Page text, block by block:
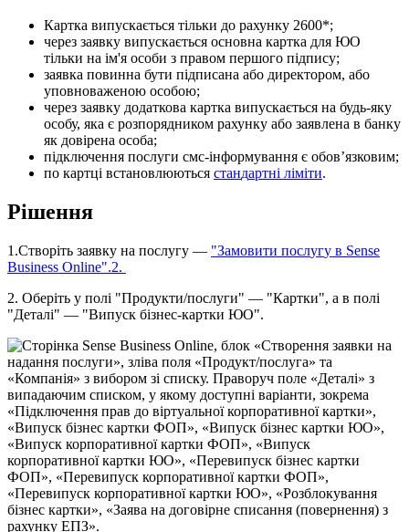
Картка випускається тільки до рахунку 2600*;
через заявку випускається основна картка для ЮО
тільки на ім'я особи з правом першого підпису;
заявка повинна бути підписана або директором, або
уповноваженою особою;
через заявку додаткова картка випускається на будь-яку
особу, яка є розпорядником рахунку або заявлена в банку
як довірена особа;
підключення послуги смс-інформування є обов’язковим;
по картці встановлюються стандартні ліміти.
Рішення
1 .Створіть заявку на послугу — "Замовити послугу в Sense
Business Online".2.
2. Оберіть у полі "Продукти/послуги" — "Картки", а в полі
"Деталі" — "Випуск бізнес-картки ЮО".